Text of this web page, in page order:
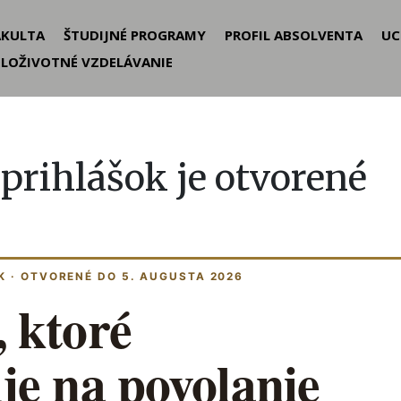
ŠTUDIJNÉ PROGRAMY PROFIL ABSOLVENTA
VZDELÁVANIE
je otvorené
· OTVORENÉ DO 5. AUGUSTA 2026
ktoré
na povolanie